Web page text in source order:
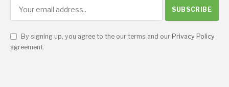
By signing up, you agree to the our terms and our Privacy Policy
agreement.